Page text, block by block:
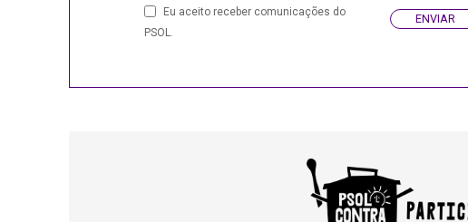
Business
Email
Eu aceito receber comunicações do
PSOL.
ENVIAR